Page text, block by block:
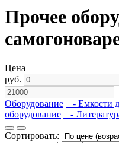
Прочее
Цена
руб.
Оборудование - Емкости
оборудование
-
Сортировать: